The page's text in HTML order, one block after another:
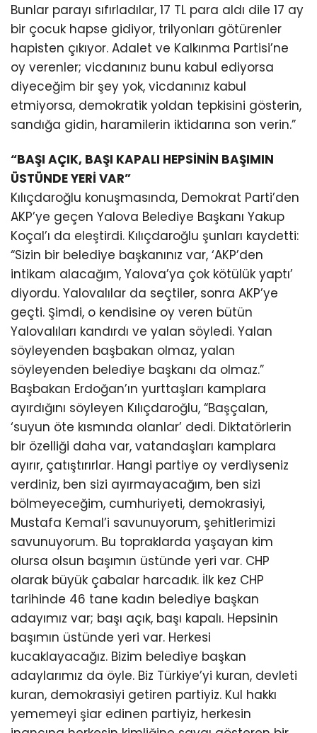
Bunlar parayı sıfırladılar, 17 TL para aldı dile 17 ay
bir çocuk hapse gidiyor, trilyonları götürenler
hapisten çıkıyor. Adalet ve Kalkınma Partisi’ne
oy verenler; vicdanınız bunu kabul ediyorsa
diyeceğim bir şey yok, vicdanınız kabul
etmiyorsa, demokratik yoldan tepkisini gösterin,
sandığa gidin, haramilerin iktidarına son verin.”
“BAŞI AÇIK, BAŞI KAPALI HEPSİNİN BAŞIMIN
ÜSTÜNDE YERİ VAR”
Kılıçdaroğlu konuşmasında, Demokrat Parti’den
AKP’ye geçen Yalova Belediye Başkanı Yakup
Koçal’ı da eleştirdi. Kılıçdaroğlu şunları kaydetti:
“Sizin bir belediye başkanınız var, ‘AKP’den
intikam alacağım, Yalova’ya çok kötülük yaptı’
diyordu. Yalovalılar da seçtiler, sonra AKP’ye
geçti. Şimdi, o kendisine oy veren bütün
Yalovalıları kandırdı ve yalan söyledi. Yalan
söyleyenden başbakan olmaz, yalan
söyleyenden belediye başkanı da olmaz.”
Başbakan Erdoğan’ın yurttaşları kamplara
ayırdığını söyleyen Kılıçdaroğlu, “Başçalan,
‘suyun öte kısmında olanlar’ dedi. Diktatörlerin
bir özelliği daha var, vatandaşları kamplara
ayırır, çatıştırırlar. Hangi partiye oy verdiyseniz
verdiniz, ben sizi ayırmayacağım, ben sizi
bölmeyeceğim, cumhuriyeti, demokrasiyi,
Mustafa Kemal’i savunuyorum, şehitlerimizi
savunuyorum. Bu topraklarda yaşayan kim
olursa olsun başımın üstünde yeri var. CHP
olarak büyük çabalar harcadık. İlk kez CHP
tarihinde 46 tane kadın belediye başkan
adayımız var; başı açık, başı kapalı. Hepsinin
başımın üstünde yeri var. Herkesi
kucaklayacağız. Bizim belediye başkan
adaylarımız da öyle. Biz Türkiye’yi kuran, devleti
kuran, demokrasiyi getiren partiyiz. Kul hakkı
yememeyi şiar edinen partiyiz, herkesin